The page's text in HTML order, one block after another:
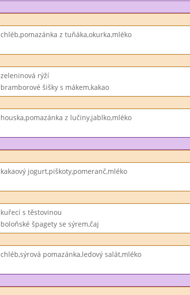
chléb,pomazánka z tuňáka,okurka,mléko
zeleninová rýží
bramborové šišky s mákem,kakao
houska,pomazánka z lučiny,jablko,mléko
kakaový jogurt,piškoty,pomeranč,mléko
kuřecí s těstovinou
boloňské špagety se sýrem,čaj
chléb,sýrová pomazánka,ledový salát,mléko